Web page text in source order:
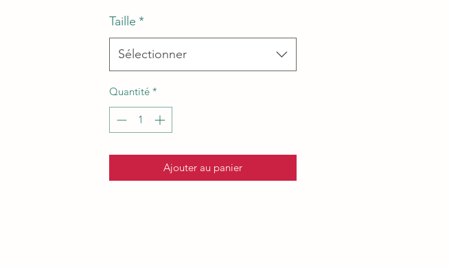
Taille *
Sélectionner
Quantité *
Ajouter au panier